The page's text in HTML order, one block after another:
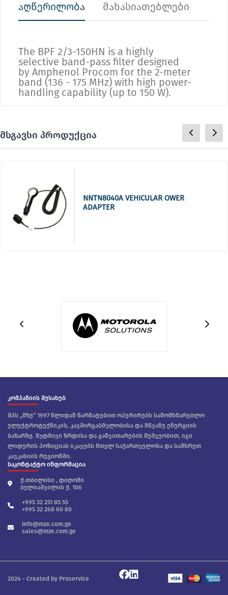
აღწერილობა მახასიათებლები
The BPF 2/3-150HN is a highly
selective band-pass filter designed
by Amphenol Procom for the 2-meter
band (136 - 175 MHz) with high power-
handling capability (up to 150 W).
მსგავსი პროდუქცია
NNTN8040A VEHICULAR OWER
ADAPTER
კომპანიის შესახებ
შპს „მზე“ 1997 წლიდან წარმატებით ოპერირებს სამომხმარებლო
ელექტროტექნიკის, კავშირგაბმულობისა და მწვანე ენერგიის
ბაზარზე. მუდმივი ზრდისა და განვითარების მეშვეობით, იგი
ლიდერის პოზიციას იკავებს მთელ საქართველოსა და სამხრეთ
კავკასიის რეგიონში.
საკონტაქტო ინფორმაცია
ქ.თბილისი , დიღომი
ბელიაშვილის ქ. 106
+995 32 251 85 55
+995 32 268 60 80
info@mze.com.ge
sales@mze.com.ge
2024 - Created by Proservice